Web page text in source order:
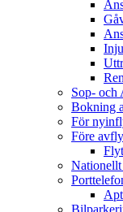
Sop- och
Bokning
För
Före
Nationellt